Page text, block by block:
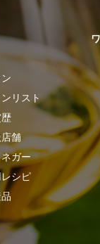
リスト
舗
ガー
シピ